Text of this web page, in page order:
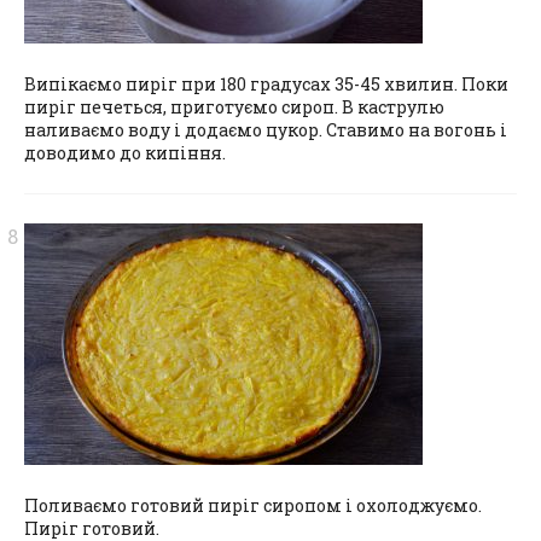
Випікаємо пиріг при 180 градусах 35-45 хвилин. Поки
пиріг печеться, приготуємо сироп. В каструлю
наливаємо воду і додаємо цукор. Ставимо на вогонь і
доводимо до кипіння.
Поливаємо готовий пиріг сиропом і охолоджуємо.
Пиріг готовий.